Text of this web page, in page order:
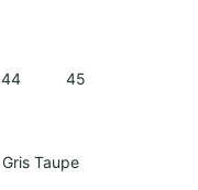
44 45
Gris Taupe